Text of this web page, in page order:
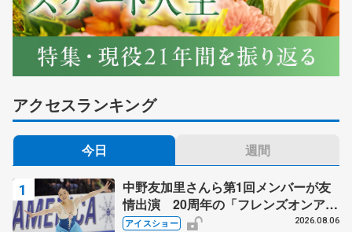
アクセスランキング
今日 週間
中野友加里さんら第1回メンバーが友
情出演 20周年の「フレンズオンアイ
ス」 宮本賢二さん、有川梨絵さん、
アイスショー 2026.08.06